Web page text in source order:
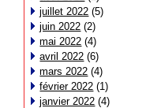
juillet 2022 (5)
juin 2022 (2)
mai 2022 (4)
avril 2022 (6)
mars 2022 (4)
février 2022 (1)
janvier 2022 (4)